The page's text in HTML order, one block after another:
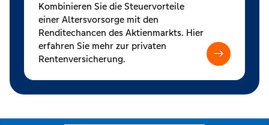
Kombinieren Sie die Steuervorteile
einer Altersvorsorge mit den
Renditechancen des Aktienmarkts. Hier
erfahren Sie mehr zur privaten
Rentenversicherung.